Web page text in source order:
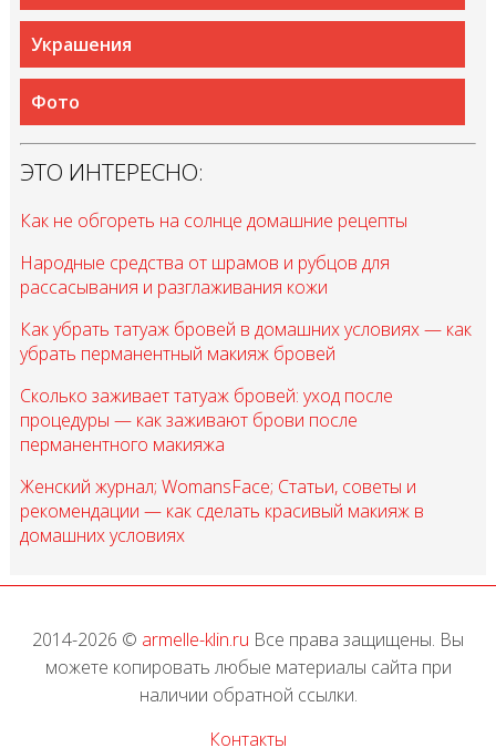
Украшения
Фото
ЭТО ИНТЕРЕСНО:
Как не обгореть на солнце домашние рецепты
Народные средства от шрамов и рубцов для
рассасывания и разглаживания кожи
Как убрать татуаж бровей в домашних условиях — как
убрать перманентный макияж бровей
Сколько заживает татуаж бровей: уход после
процедуры — как заживают брови после
перманентного макияжа
Женский журнал; WomansFace; Статьи, советы и
рекомендации — как сделать красивый макияж в
домашних условиях
2014-2026 © armelle-klin.ru Все права защищены. Вы
можете копировать любые материалы сайта при
наличии обратной ссылки.
Контакты